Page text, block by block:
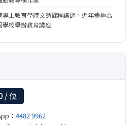
專上教育學院文憑課程講師，近年積極為
學校舉辦教育講座
/ 位
： 4482 9962